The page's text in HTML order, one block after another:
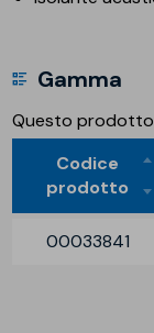
Gamma
Questo prodotto
Codice
prodotto
00033841